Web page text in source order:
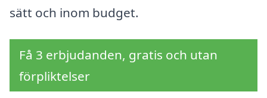
sätt och inom budget.
Få 3 erbjudanden, gratis och utan
förpliktelser